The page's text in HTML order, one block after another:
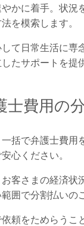
かに着手。状況
を模索します。
て日常生活に専
たサポートを提
士費用の
括で弁護士費用
心ください。
客さまの経済状
囲で分割払いの
頼をためらうこ